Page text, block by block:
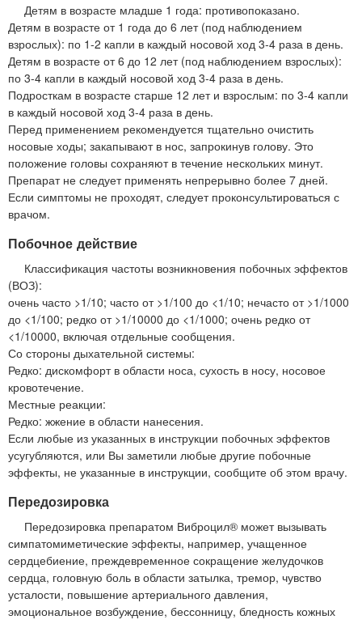
Детям в возрасте младше 1 года: противопоказано.
Детям в возрасте от 1 года до 6 лет (под наблюдением
взрослых): по 1-2 капли в каждый носовой ход 3-4 раза в день.
Детям в возрасте от 6 до 12 лет (под наблюдением взрослых):
по 3-4 капли в каждый носовой ход 3-4 раза в день.
Подросткам в возрасте старше 12 лет и взрослым: по 3-4 капли
в каждый носовой ход 3-4 раза в день.
Перед применением рекомендуется тщательно очистить
носовые ходы; закапывают в нос, запрокинув голову. Это
положение головы сохраняют в течение нескольких минут.
Препарат не следует применять непрерывно более 7 дней.
Если симптомы не проходят, следует проконсультироваться с
врачом.
Побочное действие
Классификация частоты возникновения побочных эффектов
(ВОЗ):
очень часто >1/10; часто от >1/100 до <1/10; нечасто от >1/1000
до <1/100; редко от >1/10000 до <1/1000; очень редко от
<1/10000, включая отдельные сообщения.
Со стороны дыхательной системы:
Редко: дискомфорт в области носа, сухость в носу, носовое
кровотечение.
Местные реакции:
Редко: жжение в области нанесения.
Если любые из указанных в инструкции побочных эффектов
усугубляются, или Вы заметили любые другие побочные
эффекты, не указанные в инструкции, сообщите об этом врачу.
Передозировка
Передозировка препаратом Виброцил® может вызывать
симпатомиметические эффекты, например, учащенное
сердцебиение, преждевременное сокращение желудочков
сердца, головную боль в области затылка, тремор, чувство
усталости, повышение артериального давления,
эмоциональное возбуждение, бессонницу, бледность кожных